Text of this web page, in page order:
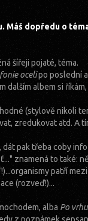
Máš dopředu o
šířeji pojaté, téma.
ocelipo poslední
dalším albem si
(stylově nikoli
zredukovat atd. A
pak třeba coby
znamená to také:
patří
(rozveď!)...
alba Po